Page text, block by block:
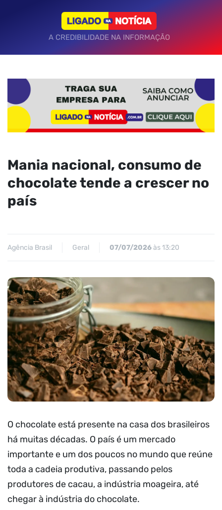
A CREDIBILIDADE NA INFORMAÇÃO
Mania nacional, consumo de
chocolate tende a crescer no
país
Agência Brasil Geral 07/07/2026às 13:20
O chocolate está presente na casa dos brasileiros
há muitas décadas. O país é um mercado
importante e um dos poucos no mundo que reúne
toda a cadeia produtiva, passando pelos
produtores de cacau, a indústria moageira, até
chegar à indústria do chocolate.